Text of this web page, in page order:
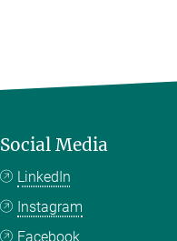
Social Media
LinkedIn
Instagram
Facebook